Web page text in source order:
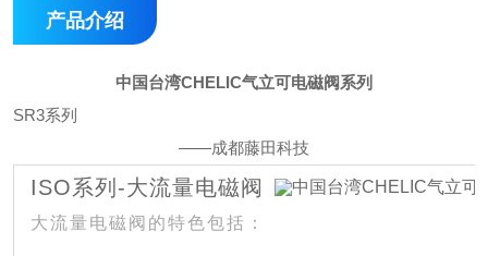
产品介绍
中国台湾CHELIC气立可电磁阀系列
SR3系列
——成都藤田科技
ISO系列-大流量电磁阀
大流量电磁阀的特色包括：